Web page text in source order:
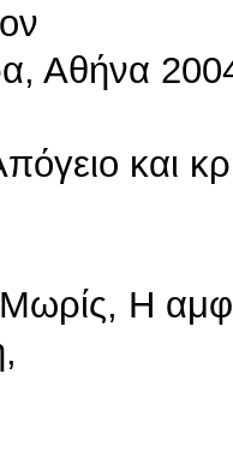
Αθήνα
και
Η